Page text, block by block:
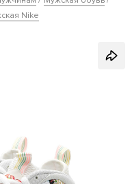
Nike